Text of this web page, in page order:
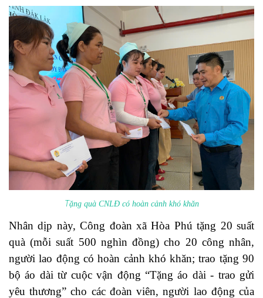
Tặng quà CNLĐ có hoàn cảnh khó khăn
Nhân dịp này, Công đoàn xã Hòa Phú tặng 20 suất
quà (mỗi suất 500 nghìn đồng) cho 20 công nhân,
người lao động có hoàn cảnh khó khăn; trao tặng 90
bộ áo dài từ cuộc vận động “Tặng áo dài - trao gửi
yêu thương” cho các đoàn viên, người lao động của